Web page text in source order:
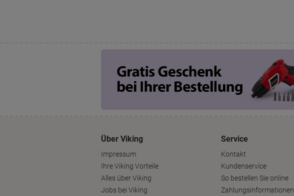
Über Viking
Impressum
Ihre Viking Vorteile
Alles über Viking
Jobs bei Viking
Service
Kontakt
Kundenservice
So bestellen Sie online
Zahlungsinformationen